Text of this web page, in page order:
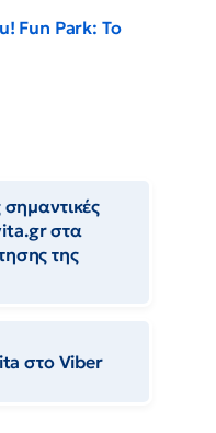
Fun Park: Το
στα
της
στο Viber